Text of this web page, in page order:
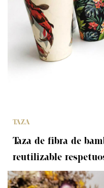
TAZA
Taza de fibra de
reutilizable